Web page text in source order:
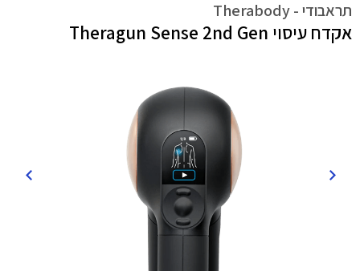
תראבודי - Therabody
אקדח עיסוי Theragun Sense 2nd Gen